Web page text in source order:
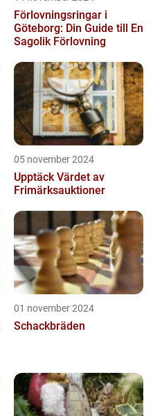
Förlovningsringar i
Göteborg: Din Guide till En
Sagolik Förlovning
05 november 2024
Upptäck Värdet av
Frimärksauktioner
01 november 2024
Schackbräden